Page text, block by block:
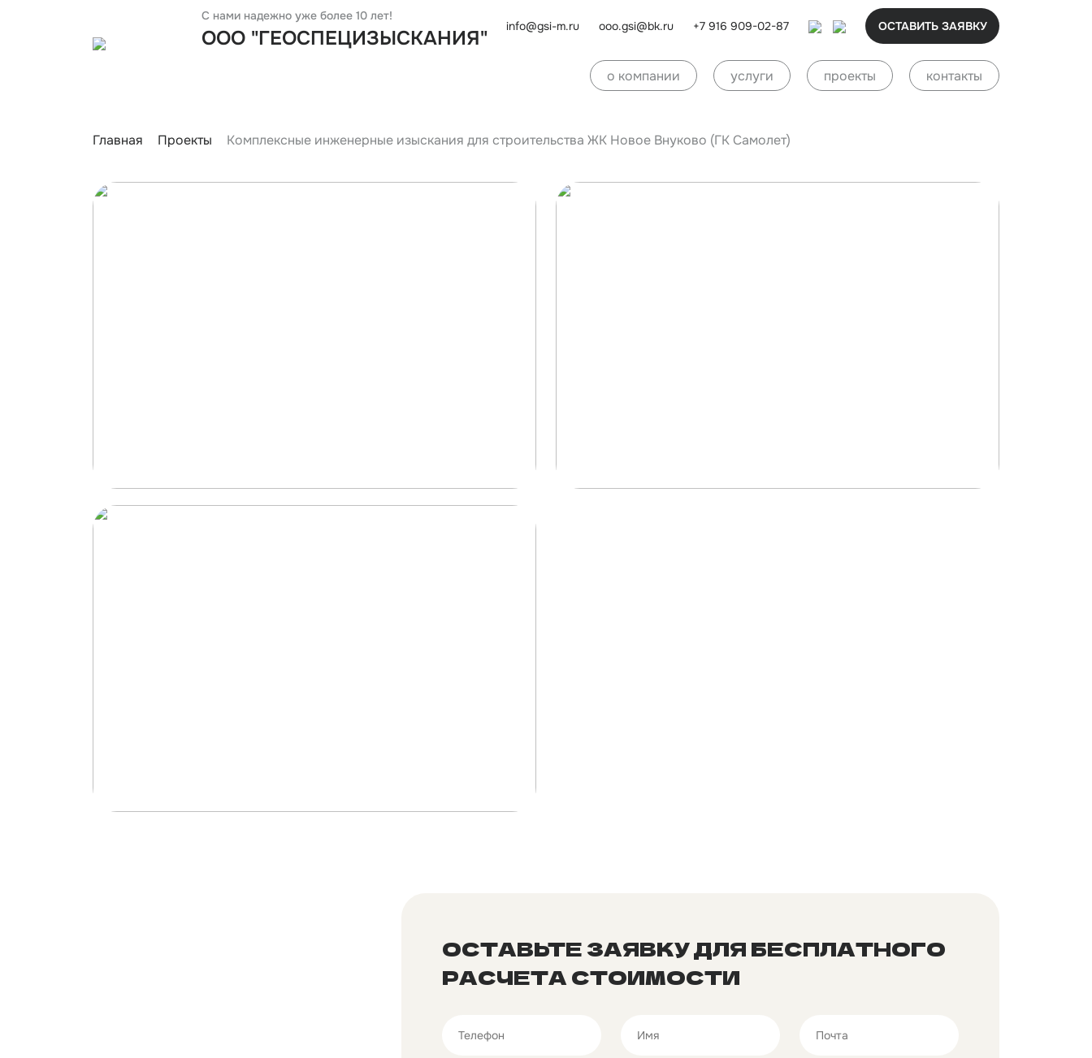
С нами надежно уже более 10 лет!
ООО "ГЕОСПЕЦИЗЫСКАНИЯ"
info@gsi-m.ru ooo.gsi@bk.ru +7 916 909-02-87 ОСТАВИТЬ ЗАЯВКУ
о компании услуги проекты контакты
Главная Проекты Комплексные инженерные изыскания для строительства ЖК Новое Внуково (ГК Самолет)
ОСТАВЬТЕ ЗАЯВКУ ДЛЯ БЕСПЛАТНОГО
РАСЧЕТА СТОИМОСТИ